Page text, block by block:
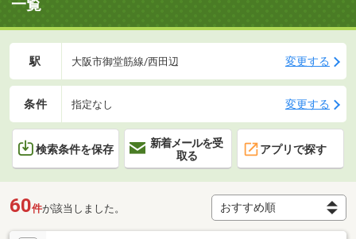
一覧
駅 大阪市御堂筋線/西田辺 変更する
条件 指定なし 変更する
検索条件を保存
新着メールを受
取る
アプリで探す
60件が該当しました。